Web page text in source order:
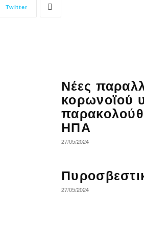
Twitter
Νέες
κορωνοϊού
ΗΠΑ
27/05/2024
27/05/2024